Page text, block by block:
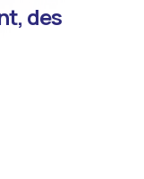
des